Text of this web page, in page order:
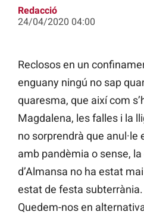
Redacció
24/04/2020 04:00
Reclosos en un
enguany ningú no sap
quaresma, que així com
Magdalena, les falles i la
no sorprendrà que anul·le
amb pandèmia o sense,
d’Almansa no ha estat
estat de festa subterrània.
Quedem-nos en